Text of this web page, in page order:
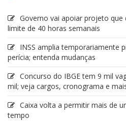
Governo vai apoiar projeto
limite de 40 horas semanais
INSS amplia temporariamente
perícia; entenda mudanças
Concurso do IBGE tem 9 mil
mil; veja cargos, cronograma e
Caixa volta a permitir mais de
tempo